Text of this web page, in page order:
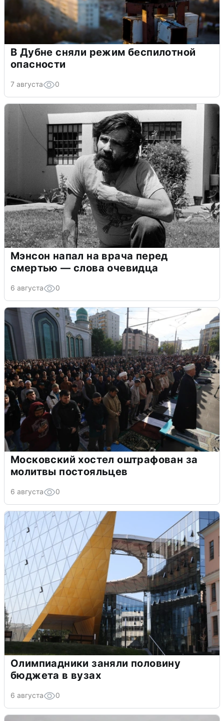
В Дубне сняли режим беспилотной
опасности
7 августа 0
Мэнсон напал на врача перед
смертью — слова очевидца
6 августа 0
Московский хостел оштрафован за
молитвы постояльцев
6 августа 0
Олимпиадники заняли половину
бюджета в вузах
6 августа 0